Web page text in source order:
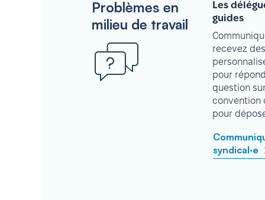
Problèmes en
milieu de travail
Les
guides
recevez
pour
question
convention
pour
syndical·e